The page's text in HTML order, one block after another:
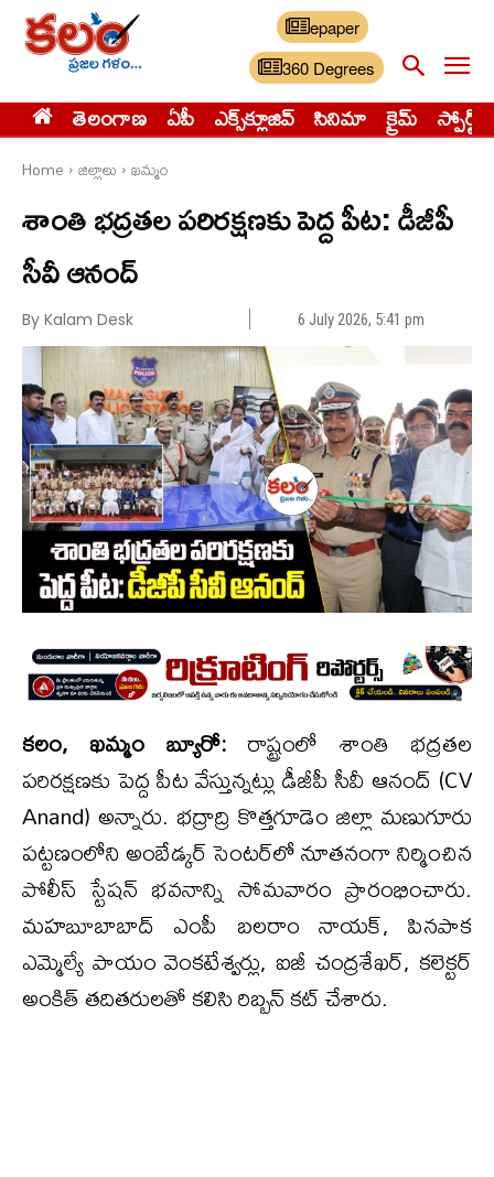
epaper
360 Degrees
తెలంగాణ ఏపీ ఎక్స్‌క్లూజివ్‌ సినిమా క్రైమ్ స్పోర్ట్స్
Home జిల్లాలు ఖమ్మం
శాంతి భద్రతల పరిరక్షణకు పెద్ద పీట: డీజీపీ
సీవీ ఆనంద్
By Kalam Desk 6 July 2026, 5:41 pm
కలం, ఖమ్మం బ్యూరో:రాష్ట్రంలో శాంతి భద్రతల
పరిరక్షణకు పెద్ద పీట వేస్తున్నట్లు డీజీపీ సీవీ ఆనంద్ (CV
Anand) అన్నారు. భద్రాద్రి కొత్తగూడెం జిల్లా మణుగూరు
పట్టణంలోని అంబేడ్కర్ సెంటర్‌లో నూతనంగా నిర్మించిన
పోలీస్ స్టేషన్ భవనాన్ని సోమవారం ప్రారంభించారు.
మహబూబాబాద్ ఎంపీ బలరాం నాయక్, పినపాక
ఎమ్మెల్యే పాయం వెంకటేశ్వర్లు, ఐజీ చంద్రశేఖర్, కలెక్టర్
అంకిత్‌ తదితరులతో కలిసి రిబ్బన్ కట్ చేశారు.